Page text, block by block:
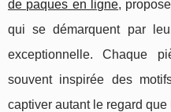
de paques en ligne,
qui se démarquent par
exceptionnelle. Chaque
souvent inspirée des
captiver autant le regard que